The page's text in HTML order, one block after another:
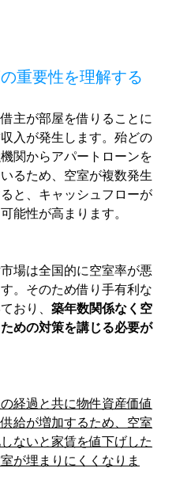
重要性を理解する
主が部屋を借りることに
入が発生します。殆どの
関からアパートローンを
るため、空室が複数発生
と、キャッシュフローが
能性が高まります。
場は全国的に空室率が悪
。そのため借り手有利な
おり、 築年数関係なく空
めの対策を講じる必要が
経過と共に物件資産価値
給が増加するため、空室
ないと家賃を値下げした
が埋まりにくくなりま